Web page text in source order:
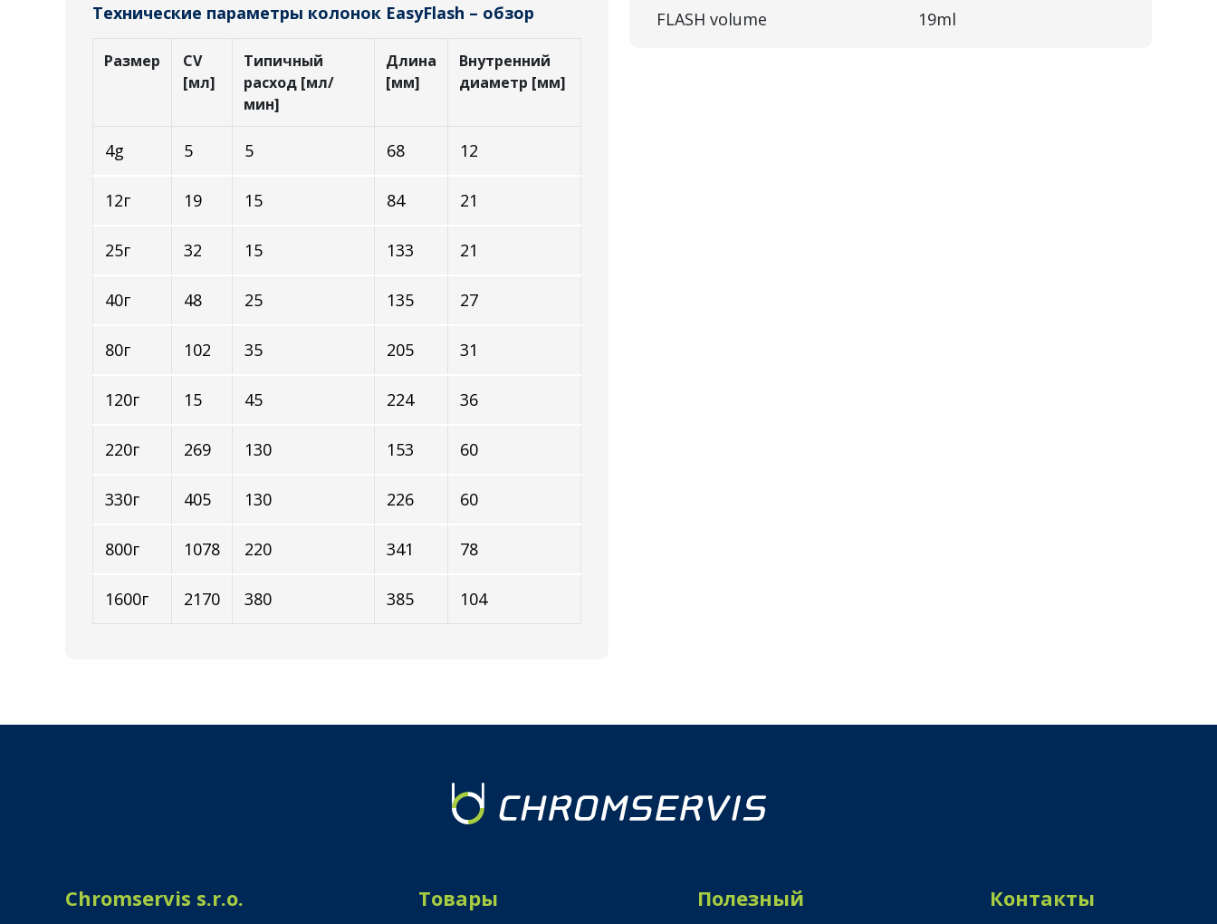
Технические параметры колонок EasyFlash – обзор
Размер
CV
[мл]
Типичный
расход [мл/
мин]
Длина
[мм]
Внутренний
диаметр [мм]
4g 5 5 68 12
12г 19 15 84 21
25г 32 15 133 21
40г 48 25 135 27
80г 102 35 205 31
120г 15 45 224 36
220г 269 130 153 60
330г 405 130 226 60
800г 1078 220 341 78
1600г 2170 380 385 104
FLASH volume 19ml
Chromservis s.r.o. Товары Полезный Контакты